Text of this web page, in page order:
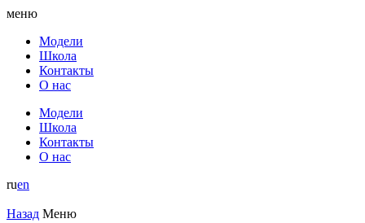
меню
Модели
Школа
Контакты
О нас
Модели
Школа
Контакты
О нас
ruen
Назад Меню